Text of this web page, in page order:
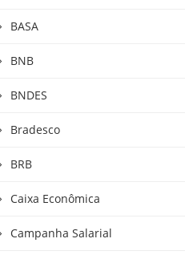
BASA
BNB
BNDES
Bradesco
BRB
Caixa Econômica
Campanha Salarial